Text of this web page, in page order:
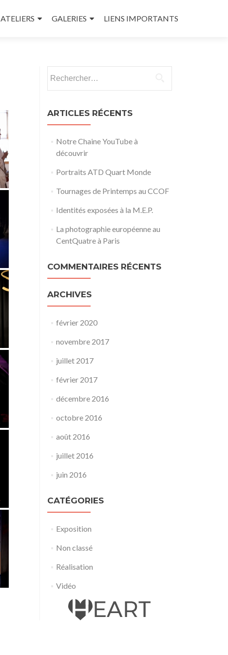
ATELIERS GALERIES LIENS IMPORTANTS
ARTICLES RÉCENTS
Notre Chaine YouTube à
découvrir
Portraits ATD Quart Monde
Tournages de Printemps au CCOF
Identités exposées à la M.E.P.
La photographie européenne au
CentQuatre à Paris
COMMENTAIRES RÉCENTS
ARCHIVES
février 2020
novembre 2017
juillet 2017
février 2017
décembre 2016
octobre 2016
août 2016
juillet 2016
juin 2016
CATÉGORIES
Exposition
Non classé
Réalisation
Vidéo